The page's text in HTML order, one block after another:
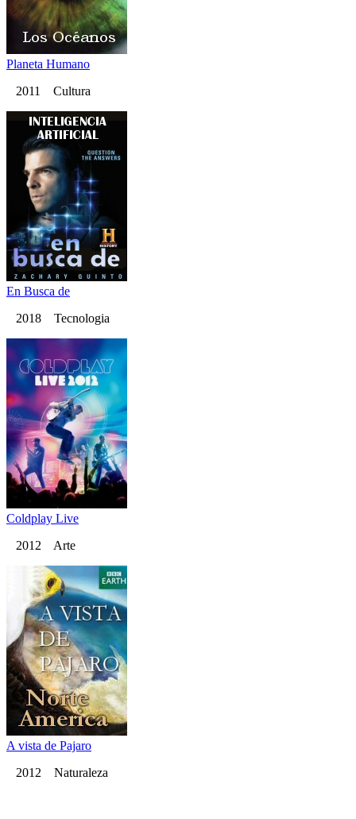
Planeta Humano
2011 Cultura
En Busca de
2018 Tecnologia
Coldplay Live
2012 Arte
A vista de Pajaro
2012 Naturaleza